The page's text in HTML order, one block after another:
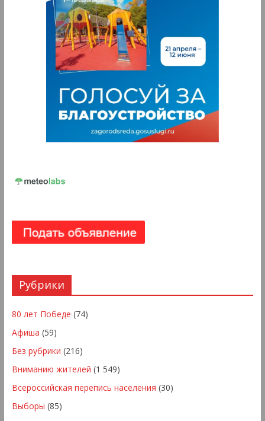
Рубрики
80 лет Победе (74)
Афиша (59)
Без рубрики (216)
Вниманию жителей (1 549)
Всероссийская перепись населения (30)
Выборы (85)